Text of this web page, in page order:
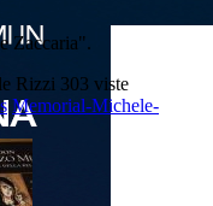
Zaccaria".
Rizzi 303 viste
Memorial-Michele-